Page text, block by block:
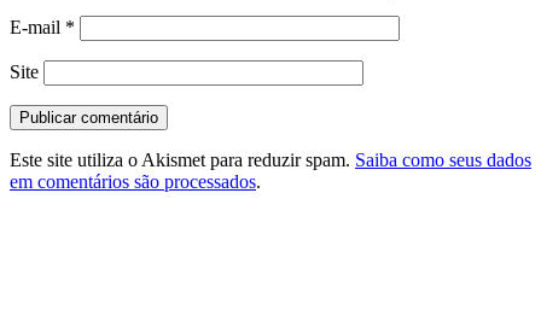
E-mail *
Site
Este site utiliza o Akismet para reduzir spam. Saiba como seus dados
em comentários são processados.